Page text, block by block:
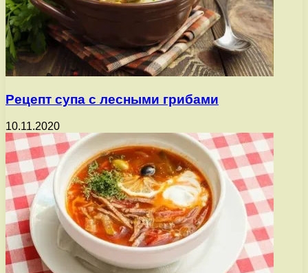
Рецепт супа с лесными грибами
10.11.2020